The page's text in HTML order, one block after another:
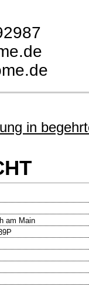
in
am Main